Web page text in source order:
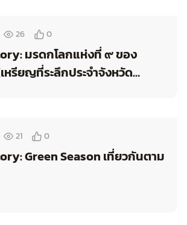
26 0
มรดกโลกแห่งที่ ๙ ของ
หรียญที่ระลึกประจำจังหวัด
21 0
Green Season เที่ยวกันตาม